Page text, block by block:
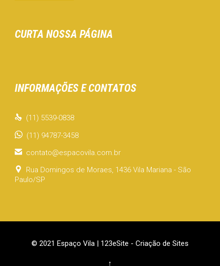
CURTA NOSSA PÁGINA
INFORMAÇÕES E CONTATOS
 (11) 5539-0838
(11) 94787-3458
 contato@espacovila.com.br

Rua Domingos de Moraes, 1436 Vila Mariana - São
Paulo/SP
© 2021 Espaço Vila | 123eSite - Criação de Sites
↑